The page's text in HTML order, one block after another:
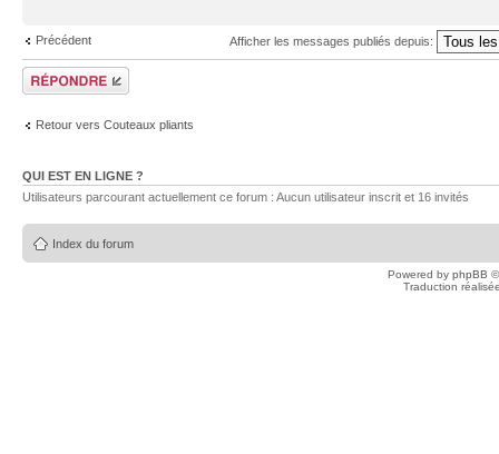
Précédent Afficher les messages publiés depuis:
Publier une
réponse
Retour vers Couteaux pliants
QUI EST EN LIGNE ?
Utilisateurs parcourant actuellement ce forum : Aucun utilisateur inscrit et 16 invités
Index du forum
Powered by phpBB
Traduction